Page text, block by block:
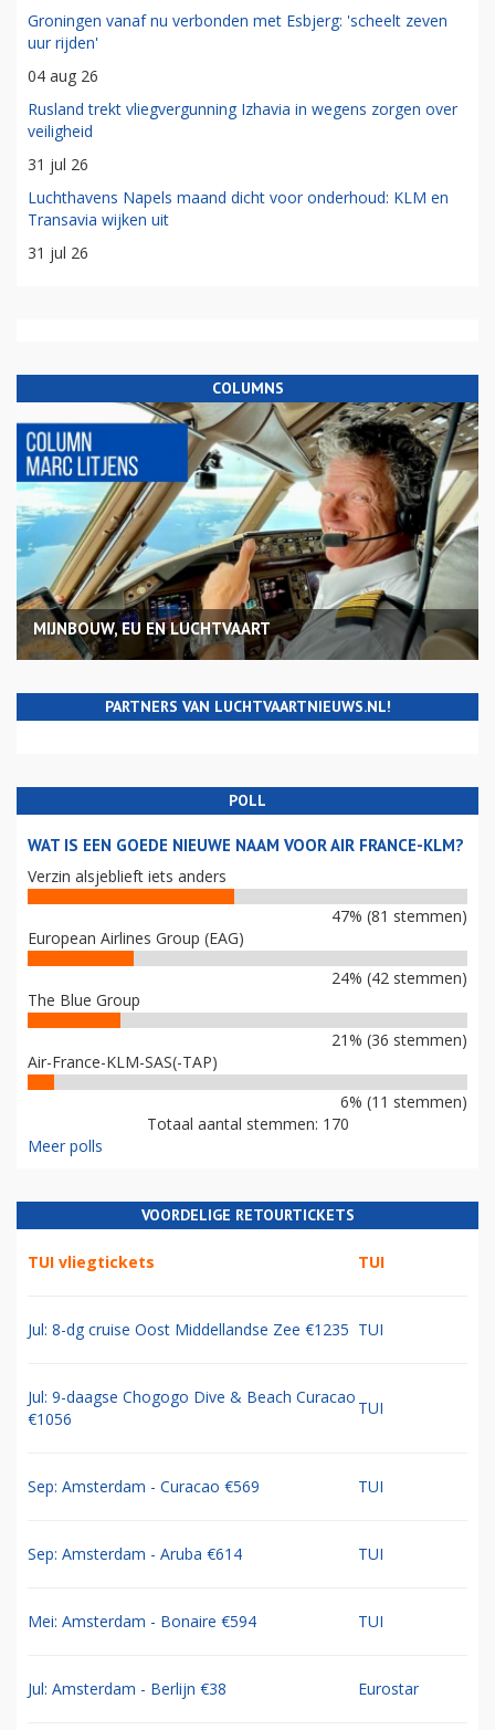
Groningen vanaf nu verbonden met Esbjerg: 'scheelt zeven
uur rijden'
04 aug 26
Rusland trekt vliegvergunning Izhavia in wegens zorgen over
veiligheid
31 jul 26
Luchthavens Napels maand dicht voor onderhoud: KLM en
Transavia wijken uit
31 jul 26
COLUMNS
MIJNBOUW, EU EN LUCHTVAART
PARTNERS VAN LUCHTVAARTNIEUWS.NL!
POLL
WAT IS EEN GOEDE NIEUWE NAAM VOOR AIR FRANCE-KLM?
Verzin alsjeblieft iets anders
47% (81 stemmen)
European Airlines Group (EAG)
24% (42 stemmen)
The Blue Group
21% (36 stemmen)
Air-France-KLM-SAS(-TAP)
6% (11 stemmen)
Totaal aantal stemmen: 170
Meer polls
VOORDELIGE RETOURTICKETS
TUI vliegtickets TUI
Jul: 8-dg cruise Oost Middellandse Zee €1235 TUI
Jul: 9-daagse Chogogo Dive & Beach Curacao
€1056
TUI
Sep: Amsterdam - Curacao €569 TUI
Sep: Amsterdam - Aruba €614 TUI
Mei: Amsterdam - Bonaire €594 TUI
Jul: Amsterdam - Berlijn €38 Eurostar